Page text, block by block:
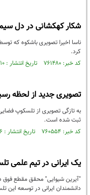
شکار کهکشانی در دل
ناسا اخیرا تصویری باشکوه که
کرد.
کد خبر: ۷۶۱۴۸۰ تاریخ انتشار : ۱۴۰۰/۱۱/۱۰
تصویری جدید از لحظه
به تازگی تصویری از تلسکوپ
ثبت شده است.
کد خبر: ۷۶۰۵۵۴ تاریخ انتشار : ۱۴۰۰/۱۱/۰۶
یک ایرانی در تیم علمی
"آیرین شیوایی" محقق مقطع فوق
دانشمندان ایرانی در توسعه این